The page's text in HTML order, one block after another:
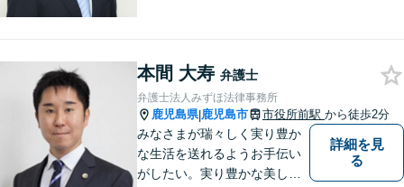
を傾け、依頼者の悩みに寄り
添って助言や提案を提供して
参ります。 お気軽にご相談く
ださい。
本間 大寿 弁護士
弁護士法人みずほ法律事務所
鹿児島県|鹿児島市 市役所前駅 から徒歩2分
みなさまが瑞々しく実り豊か
な生活を送れるようお手伝い
がしたい。実り豊かな美しい
詳細を見
る